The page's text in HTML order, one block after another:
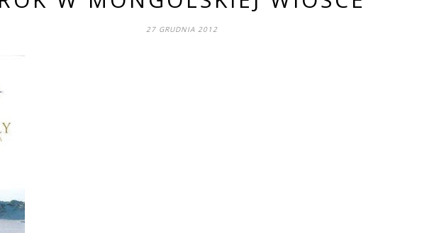
27 GRUDNIA 2012